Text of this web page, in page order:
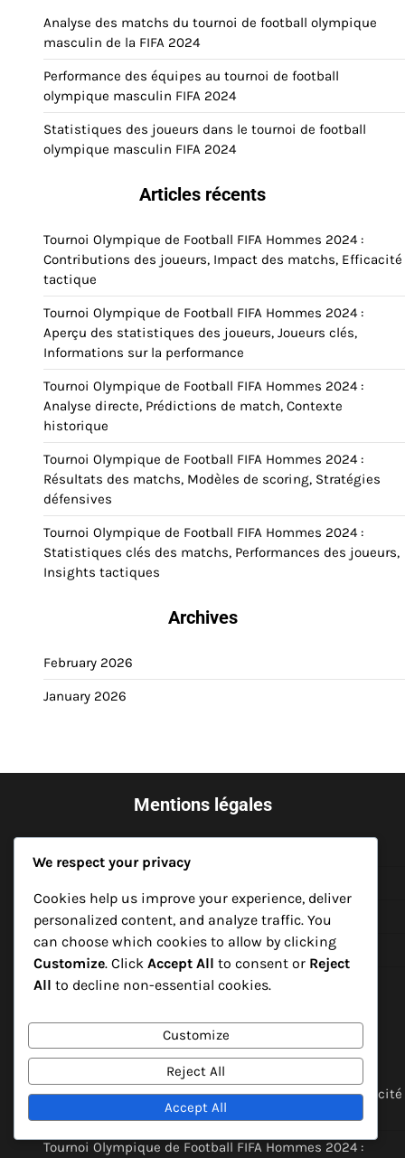
Analyse des matchs du tournoi de football olympique
masculin de la FIFA 2024
Performance des équipes au tournoi de football
olympique masculin FIFA 2024
Statistiques des joueurs dans le tournoi de football
olympique masculin FIFA 2024
Articles récents
Tournoi Olympique de Football FIFA Hommes 2024 :
Contributions des joueurs, Impact des matchs, Efficacité
tactique
Tournoi Olympique de Football FIFA Hommes 2024 :
Aperçu des statistiques des joueurs, Joueurs clés,
Informations sur la performance
Tournoi Olympique de Football FIFA Hommes 2024 :
Analyse directe, Prédictions de match, Contexte
historique
Tournoi Olympique de Football FIFA Hommes 2024 :
Résultats des matchs, Modèles de scoring, Stratégies
défensives
Tournoi Olympique de Football FIFA Hommes 2024 :
Statistiques clés des matchs, Performances des joueurs,
Insights tactiques
Archives
February 2026
January 2026
Mentions légales
Préférences de cookies
Votre vie privée
Contactez-nous
Articles récents
Tournoi Olympique de Football FIFA Hommes 2024 :
Contributions des joueurs, Impact des matchs, Efficacité
Tournoi Olympique de Football FIFA Hommes 2024 :
We respect your privacy
Cookies help us improve your experience, deliver
personalized content, and analyze traffic. You
can choose which cookies to allow by clicking
Customize. Click Accept All to consent or Reject
All to decline non-essential cookies.
Customize
Reject All
Accept All